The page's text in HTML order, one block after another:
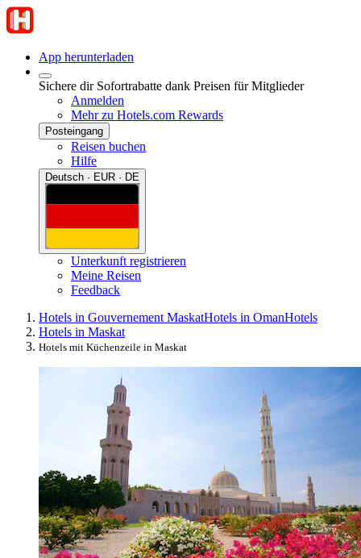
App herunterladen
Sichere dir Sofortrabatte dank Preisen für Mitglieder
Anmelden
Mehr zu Hotels.com Rewards
Posteingang
Reisen buchen
Hilfe
Deutsch · EUR · DE
Unterkunft registrieren
Meine Reisen
Feedback
Hotels in Gouvernement MaskatHotels in OmanHotels
Hotels in Maskat
Hotels mit Küchenzeile in Maskat